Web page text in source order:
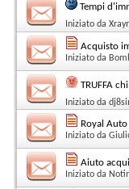
Tempi
Iniziato da
Acquisto
Iniziato da
TRUFFA
Iniziato da
Royal
Iniziato da
Aiuto
Iniziato da